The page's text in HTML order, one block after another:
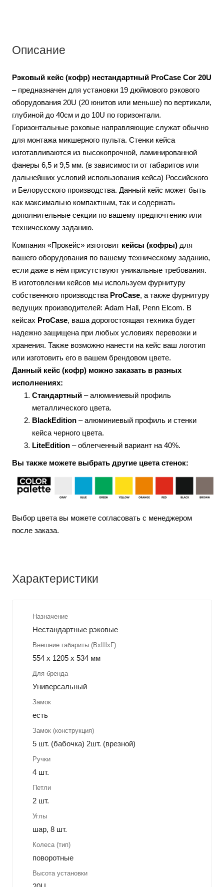
Описание
Рэковый кейс (кофр) нестандартный ProCase Cor 20U
– предназначен для установки 19 дюймового рэкового
оборудования 20U (20 юнитов или меньше) по вертикали,
глубиной до 40см и до 10U по горизонтали.
Горизонтальные рэковые направляющие служат обычно
для монтажа микшерного пульта. Стенки кейса
изготавливаются из высокопрочной, ламинированной
фанеры 6,5 и 9,5 мм. (в зависимости от габаритов или
дальнейших условий использования кейса) Российского
и Белорусского производства. Данный кейс может быть
как максимально компактным, так и содержать
дополнительные секции по вашему предпочтению или
техническому заданию.
Компания «Прокейс» изготовит кейсы (кофры) для
вашего оборудования по вашему техническому заданию,
если даже в нём присутствуют уникальные требования.
В изготовлении кейсов мы используем фурнитуру
собственного производства ProCase, а также фурнитуру
ведущих производителей: Adam Hall, Penn Elcom. В
кейсах ProCase, ваша дорогостоящая техника будет
надежно защищена при любых условиях перевозки и
хранения. Также возможно нанести на кейс ваш логотип
или изготовить его в вашем брендовом цвете.
Данный кейс (кофр) можно заказать в разных
исполнениях:
Стандартный – алюминиевый профиль
металлического цвета.
BlackEdition – алюминиевый профиль и стенки
кейса черного цвета.
LiteEdition – облегченный вариант на 40%.
Вы также можете выбрать другие цвета стенок:
Выбор цвета вы можете согласовать с менеджером
после заказа.
Характеристики
Назначение
Нестандартные рэковые
Внешние габариты (ВхШхГ)
554 x 1205 x 534 мм
Для бренда
Универсальный
Замок
есть
Замок (конструкция)
5 шт. (бабочка) 2шт. (врезной)
Ручки
4 шт.
Петли
2 шт.
Углы
шар, 8 шт.
Колеса (тип)
поворотные
Высота установки